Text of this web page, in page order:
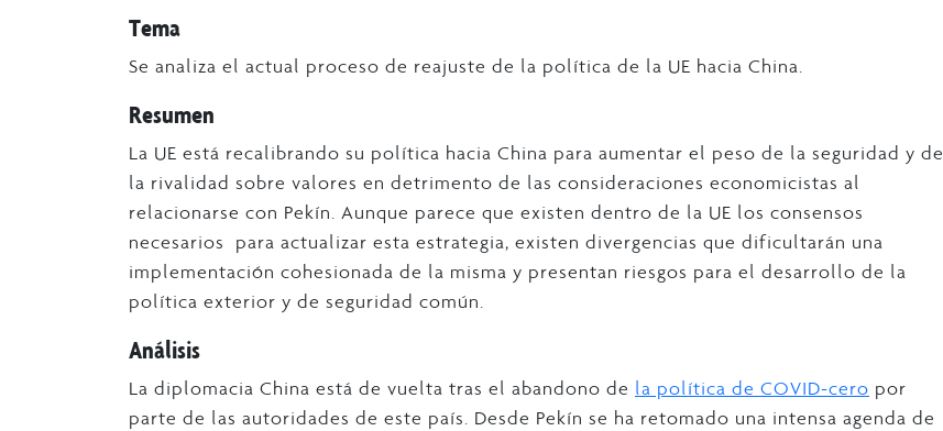
Tema
Se analiza el actual proceso de reajuste de la política de la UE hacia China.
Resumen
La UE está recalibrando su política hacia China para aumentar el peso de la seguridad y de
la rivalidad sobre valores en detrimento de las consideraciones economicistas al
relacionarse con Pekín. Aunque parece que existen dentro de la UE los consensos
necesarios para actualizar esta estrategia, existen divergencias que dificultarán una
implementación cohesionada de la misma y presentan riesgos para el desarrollo de la
política exterior y de seguridad común.
Análisis
La diplomacia China está de vuelta tras el abandono de la política de COVID-cero por
parte de las autoridades de este país. Desde Pekín se ha retomado una intensa agenda de